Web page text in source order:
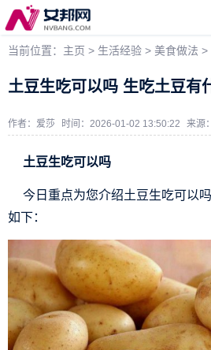
当前位置： 主页 > 生活经验 > 美食做法 >
土豆生吃可以吗 生吃土豆有
作者：爱莎 时间：2026-01-02 13:50:22 来源：
土豆生吃可以吗
今日重点为您介绍土豆生吃可以
如下：